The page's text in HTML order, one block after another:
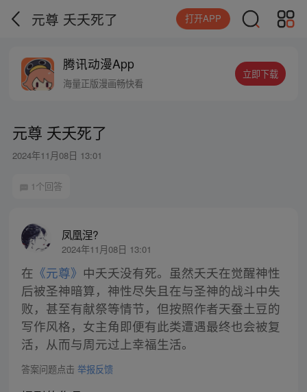
元尊 夭夭死了 打开APP
腾讯动漫App
海量正版漫画畅快看
立即下载
元尊 夭夭死了
2024年11月08日 13:01
1个回答
凤凰涅?
2024年11月08日 13:01
在 《元尊》 中夭夭没有死。虽然夭夭在觉醒神性
后被圣神暗算，神性尽失且在与圣神的战斗中失
败，甚至有献祭等情节，但按照作者天蚕土豆的
写作风格，女主角即便有此类遭遇最终也会被复
活，从而与周元过上幸福生活。
答案问题点击 举报反馈